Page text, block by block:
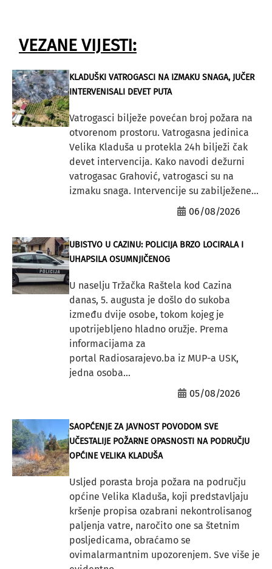
VEZANE VIJESTI:
KLADUŠKI VATROGASCI NA IZMAKU SNAGA, JUČER
INTERVENISALI DEVET PUTA
Vatrogasci bilježe povećan broj požara na
otvorenom prostoru. Vatrogasna jedinica
Velika Kladuša u protekla 24h bilježi čak
devet intervencija. Kako navodi dežurni
vatrogasac Grahović, vatrogasci su na
izmaku snaga. Intervencije su zabilježene...
06/08/2026
UBISTVO U CAZINU: POLICIJA BRZO LOCIRALA I
UHAPSILA OSUMNJIČENOG
U naselju Tržačka Raštela kod Cazina
danas, 5. augusta je došlo do sukoba
između dvije osobe, tokom kojeg je
upotrijebljeno hladno oružje. Prema
informacijama za
portal Radiosarajevo.ba iz MUP-a USK,
jedna osoba...
05/08/2026
SAOPĆENJE ZA JAVNOST POVODOM SVE
UČESTALIJE POŽARNE OPASNOSTI NA PODRUČJU
OPĆINE VELIKA KLADUŠA
Usljed porasta broja požara na području
općine Velika Kladuša, koji predstavljaju
kršenje propisa ozabrani nekontrolisanog
paljenja vatre, naročito one sa štetnim
posljedicama, obraćamo se
ovimalarmantnim upozorenjem. Sve više je